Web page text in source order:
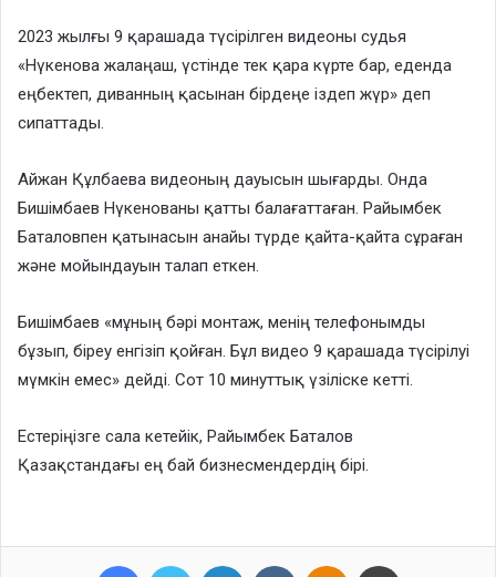
2023 жылғы 9 қарашада түсірілген видеоны судья
«Нүкенова жалаңаш, үстінде тек қара күрте бар, еденда
еңбектеп, диванның қасынан бірдеңе іздеп жүр» деп
сипаттады.
Айжан Құлбаева видеоның дауысын шығарды. Онда
Бишімбаев Нүкенованы қатты балағаттаған. Райымбек
Баталовпен қатынасын анайы түрде қайта-қайта сұраған
және мойындауын талап еткен.
Бишімбаев «мұның бәрі монтаж, менің телефонымды
бұзып, біреу енгізіп қойған. Бұл видео 9 қарашада түсірілуі
мүмкін емес» дейді. Сот 10 минуттық үзіліске кетті.
Естеріңізге сала кетейік, Райымбек Баталов
Қазақстандағы ең бай бизнесмендердің бірі.
Facebook Twitter LinkedIn VKontakteOdnoklassniki